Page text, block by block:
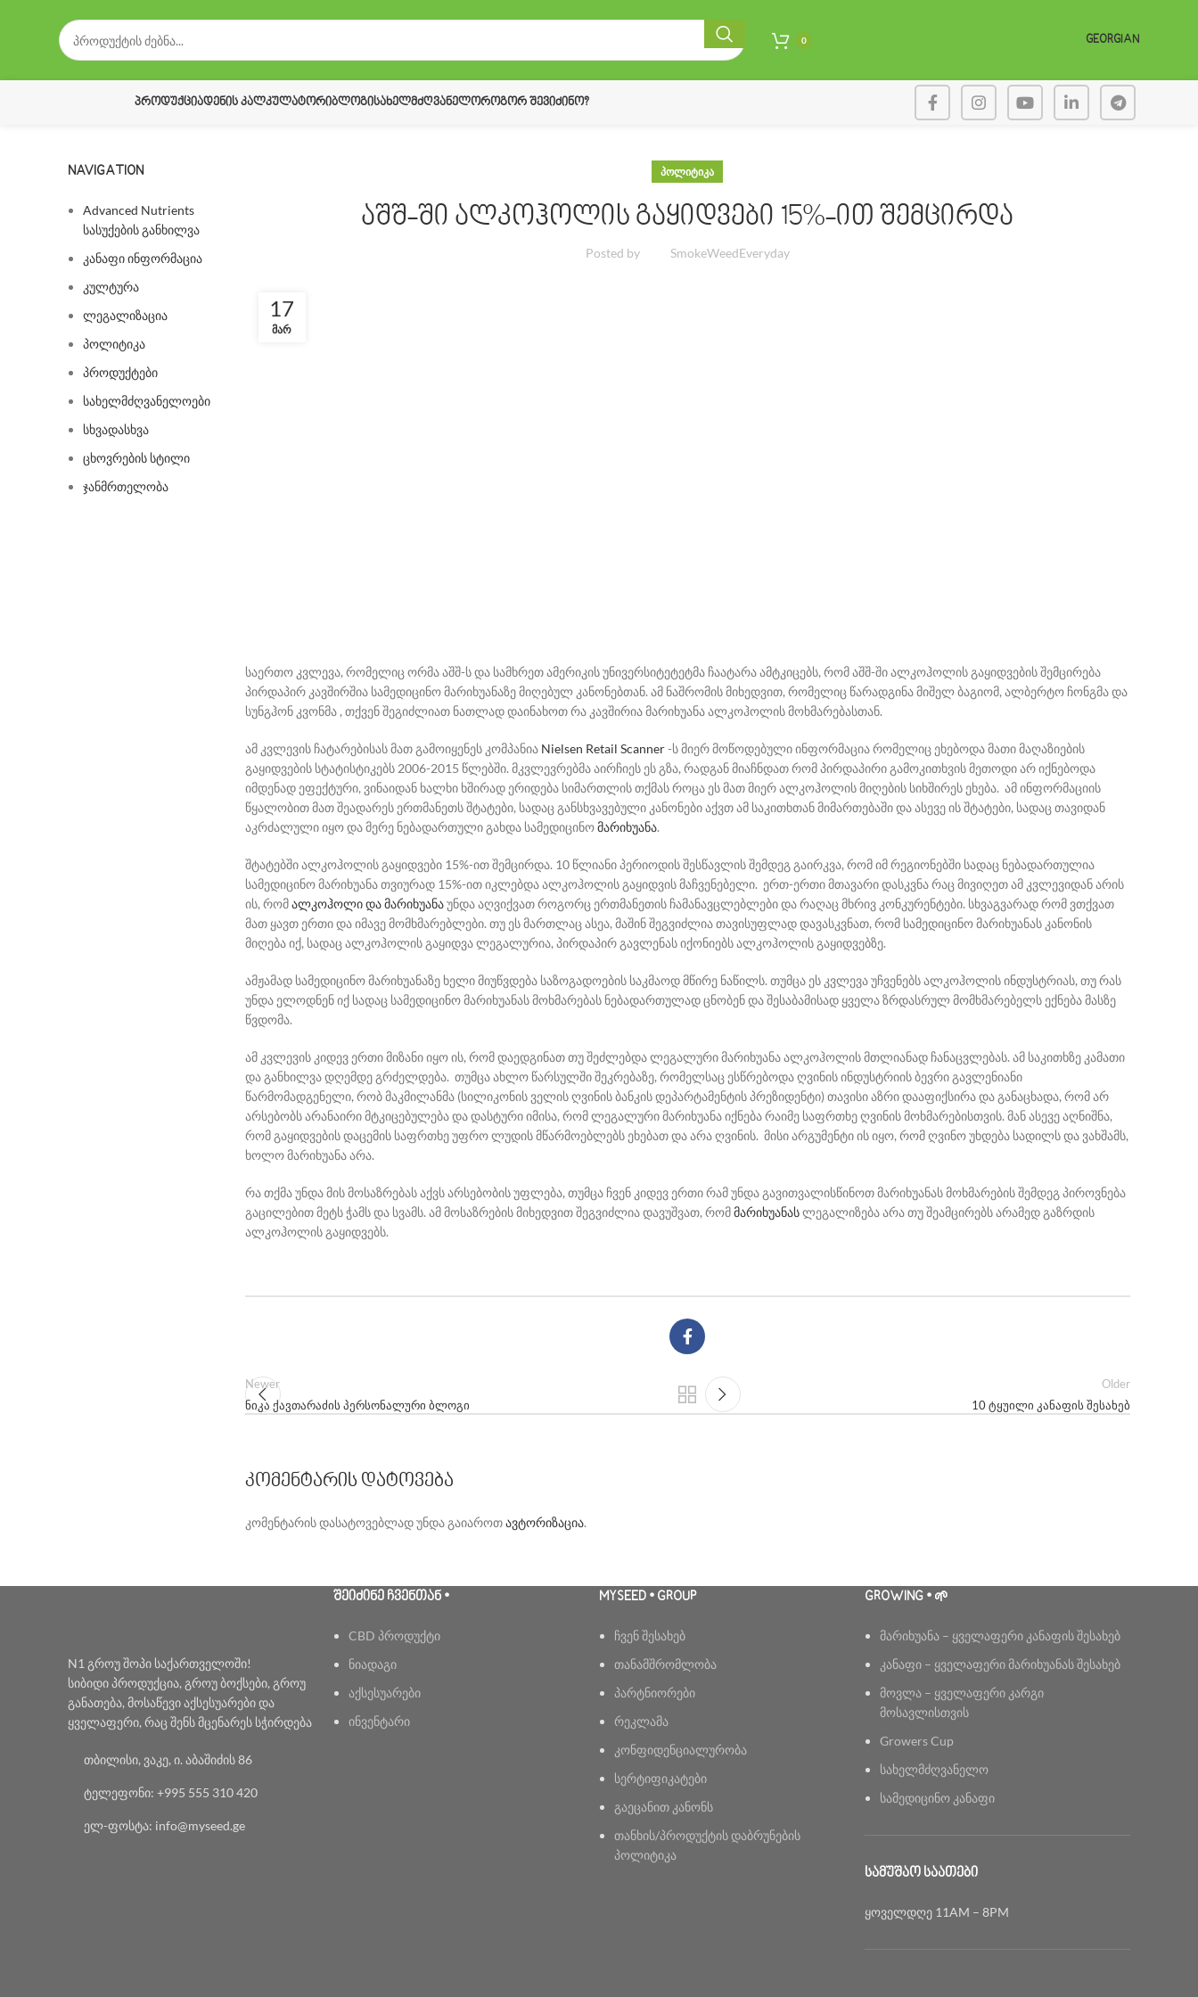
0 GEORGIAN
ᲞᲠᲝᲓᲣᲥᲪᲘᲐᲓᲔᲜᲘᲡ ᲙᲐᲚᲙᲣᲚᲐᲢᲝᲠᲘᲑᲚᲝᲒᲘᲡᲐᲮᲔᲚᲛᲫᲦᲕᲐᲜᲔᲚᲝᲠᲝᲒᲝᲠ ᲨᲔᲕᲘᲫᲘᲜᲝ?
ᲞᲝᲚᲘᲢᲘᲙᲐ
აშშ-ში ალკოჰოლის გაყიდვები 15%-ით შემცირდა
Posted by SmokeWeedEveryday
17
ᲛᲐᲠ
საერთო კვლევა, რომელიც ორმა აშშ-ს და სამხრეთ ამერიკის უნივერსიტეტეტმა ჩაატარაამტკიცებს, რომ აშშ-ში ალკოჰოლის გაყიდვების შემცირება
პირდაპირ კავშირშია სამედიცინო მარიხუანაზე მიღებულ კანონებთან. ამ ნაშრომის მიხედვით, რომელიც წარადგინა მიშელ ბაგიომ, ალბერტო ჩონგმა და
სუნგჰონ კვონმა , თქვენ შეგიძლიათ ნათლად დაინახოთ რა კავშირია მარიხუანა ალკოჰოლის მოხმარებასთან.
ამ კვლევის ჩატარებისას მათ გამოიყენეს კომპანია Nielsen Retail Scanner-ს მიერ მოწოდებული ინფორმაცია რომელიც ეხებოდა მათი მაღაზიების
გაყიდვების სტატისტიკებს 2006-2015 წლებში. მკვლევრებმა აირჩიეს ეს გზა, რადგან მიაჩნდათ რომ პირდაპირი გამოკითხვის მეთოდი არ იქნებოდა
იმდენად ეფექტური, ვინაიდან ხალხი ხშირად ერიდება სიმართლის თქმას როცა ეს მათ მიერ ალკოჰოლის მიღების სიხშირეს ეხება. ამ ინფორმაციის
წყალობით მათ შეადარეს ერთმანეთს შტატები, სადაც განსხვავებული კანონები აქვთ ამ საკითხთან მიმართებაში და ასევე ის შტატები, სადაც თავიდან
აკრძალული იყო და მერე ნებადართული გახდა სამედიცინომარიხუანა.
შტატებში ალკოჰოლის გაყიდვები 15%-ით შემცირდა. 10 წლიანი პერიოდის შესწავლის შემდეგ გაირკვა, რომ იმ რეგიონებში სადაც ნებადართულია
სამედიცინო მარიხუანა თვიურად 15%-ით იკლებდა ალკოჰოლის გაყიდვის მაჩვენებელი. ერთ-ერთი მთავარი დასკვნა რაც მივიღეთ ამ კვლევიდან არის
ის, რომალკოჰოლი და მარიხუანაუნდა აღვიქვათ როგორც ერთმანეთის ჩამანავცლებლები და რაღაც მხრივ კონკურენტები. სხვაგვარად რომ ვთქვათ
მათ ყავთ ერთი და იმავე მომხმარებლები. თუ ეს მართლაც ასეა, მაშინ შეგვიძლია თავისუფლად დავასკვნათ, რომ სამედიცინო მარიხუანას კანონის
მიღება იქ, სადაც ალკოჰოლის გაყიდვა ლეგალურია, პირდაპირ გავლენას იქონიებს ალკოჰოლის გაყიდვებზე.
ამჟამად სამედიცინო მარიხუანაზე ხელი მიუწვდება საზოგადოების საკმაოდ მწირე ნაწილს. თუმცა ეს კვლევა უჩვენებს ალკოჰოლის ინდუსტრიას, თუ რას
უნდა ელოდნენ იქ სადაც სამედიცინო მარიხუანას მოხმარებას ნებადართულად ცნობენ და შესაბამისად ყველა ზრდასრულ მომხმარებელს ექნება მასზე
წვდომა.
ამ კვლევის კიდევ ერთი მიზანი იყო ის, რომ დაედგინათ თუ შეძლებდა ლეგალური მარიხუანა ალკოჰოლის მთლიანად ჩანაცვლებას. ამ საკითხზე კამათი
და განხილვა დღემდე გრძელდება. თუმცა ახლო წარსულში შეკრებაზე, რომელსაც ესწრებოდა ღვინის ინდუსტრიის ბევრი გავლენიანი
წარმომადგენელი, რობ მაკმილანმა (სილიკონის ველის ღვინის ბანკის დეპარტამენტის პრეზიდენტი) თავისი აზრი დააფიქსირა და განაცხადა, რომ არ
არსებობს არანაირი მტკიცებულება და დასტური იმისა, რომ ლეგალური მარიხუანა იქნება რაიმე საფრთხე ღვინის მოხმარებისთვის. მან ასევე აღნიშნა,
რომ გაყიდვების დაცემის საფრთხე უფრო ლუდის მწარმოებლებს ეხებათ და არა ღვინის. მისი არგუმენტი ის იყო, რომ ღვინო უხდება სადილს და ვახშამს,
ხოლო მარიხუანა არა.
რა თქმა უნდა მის მოსაზრებას აქვს არსებობის უფლება, თუმცა ჩვენ კიდევ ერთი რამ უნდა გავითვალისწინოთ მარიხუანას მოხმარების შემდეგ პიროვნება
გაცილებით მეტს ჭამს და სვამს. ამ მოსაზრების მიხედვით შეგვიძლია დავუშვათ, რომმარიხუანასლეგალიზება არა თუ შეამცირებს არამედ გაზრდის
ალკოჰოლის გაყიდვებს.
Newer
ნიკა ქავთარაძის პერსონალური ბლოგი
Older
10 ტყუილი კანაფის შესახებ
ᲙᲝᲛᲔᲜᲢᲐᲠᲘᲡ ᲓᲐᲢᲝᲕᲔᲑᲐ
კომენტარის დასატოვებლად უნდა გაიაროთავტორიზაცია.
NAVIGATION
Advanced Nutrients
სასუქების განხილვა
კანაფი ინფორმაცია
კულტურა
ლეგალიზაცია
პოლიტიკა
პროდუქტები
სახელმძღვანელოები
სხვადასხვა
ცხოვრების სტილი
ჯანმრთელობა
N1 გროუ შოპი საქართველოში!
სიბიდი პროდუქცია, გროუ ბოქსები, გროუ
განათება, მოსაწევი აქსესუარები და
ყველაფერი, რაც შენს მცენარეს სჭირდება
თბილისი, ვაკე, ი. აბაშიძის 86
ტელეფონი: +995 555 310 420
ელ-ფოსტა: info@myseed.ge
ᲨᲔᲘᲫᲘᲜᲔ ᲩᲕᲔᲜᲗᲐᲜ •
CBD პროდუქტი
ნიადაგი
აქსესუარები
ინვენტარი
MYSEED • GROUP
ჩვენ შესახებ
თანამშრომლობა
პარტნიორები
რეკლამა
კონფიდენციალურობა
სერტიფიკატები
გაეცანით კანონს
თანხის/პროდუქტის დაბრუნების
პოლიტიკა
GROWING • 🌱
მარიხუანა – ყველაფერი კანაფის შესახებ
კანაფი – ყველაფერი მარიხუანას შესახებ
მოვლა – ყველაფერი კარგი
მოსავლისთვის
Growers Cup
სახელმძღვანელო
სამედიცინო კანაფი
ᲡᲐᲛᲣᲨᲐᲝ ᲡᲐᲐᲗᲔᲑᲘ
ყოველდღე 11AM – 8PM